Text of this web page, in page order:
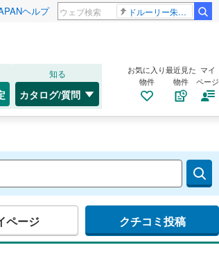
ヘルプ ドルーリー朱瑛里 木田美緒莉
知る
カタログ/質問
お気に入り
物件
最近見た
物件
マイ
ページ
ページ クチコミ投稿